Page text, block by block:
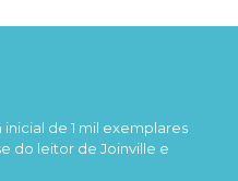
de 1 mil exemplares
do leitor de Joinville e